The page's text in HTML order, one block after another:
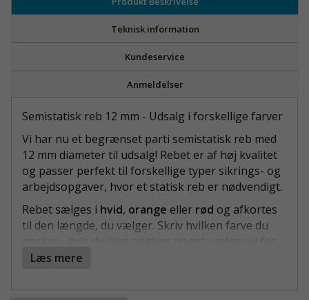
Teknisk information
Kundeservice
Anmeldelser
Semistatisk reb 12 mm - Udsalg i forskellige farver
Vi har nu et begrænset parti semistatisk reb med
12 mm diameter til udsalg! Rebet er af høj kvalitet
og passer perfekt til forskellige typer sikrings- og
arbejdsopgaver, hvor et statisk reb er nødvendigt.
Rebet sælges i hvid, orange eller rød og afkortes
til den længde, du vælger. Skriv hvilken farve du
dig.
Læs mere